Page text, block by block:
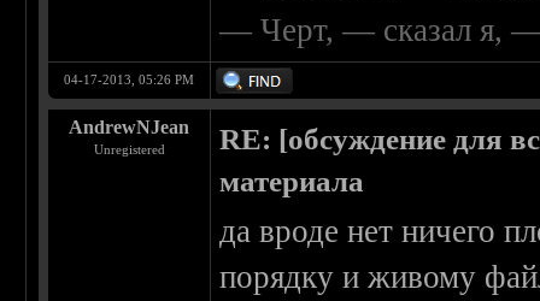
— Черт, — сказал я, —
04-17-2013, 05:26 PM
AndrewNJean
Unregistered
RE: [обсуждение для
материала
да вроде нет ничего
порядку и живому